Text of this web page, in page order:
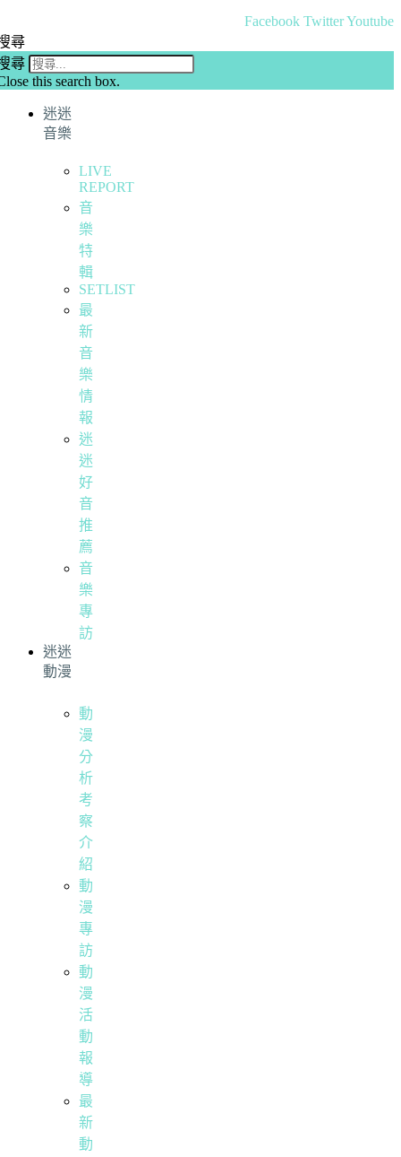
Facebook TwitterYoutube
尋
尋
this search box.
迷迷
音樂
LIVE
REPORT
音
樂
特
輯
SETLIST
最
新
音
樂
情
報
迷
迷
好
音
推
薦
音
樂
專
訪
迷迷
動漫
動
漫
分
析
考
察
介
紹
動
漫
專
訪
動
漫
活
動
報
導
最
新
動